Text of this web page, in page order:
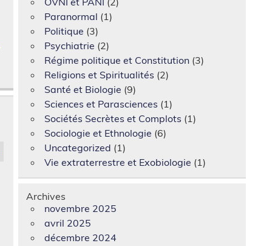
Paranormal (1)
Politique (3)
Psychiatrie (2)
Régime politique et Constitution (3)
Religions et Spiritualités (2)
Santé et Biologie (9)
Sciences et Parasciences (1)
Sociétés Secrètes et Complots (1)
Sociologie et Ethnologie (6)
Uncategorized (1)
Vie extraterrestre et Exobiologie (1)
Archives
novembre 2025
avril 2025
décembre 2024